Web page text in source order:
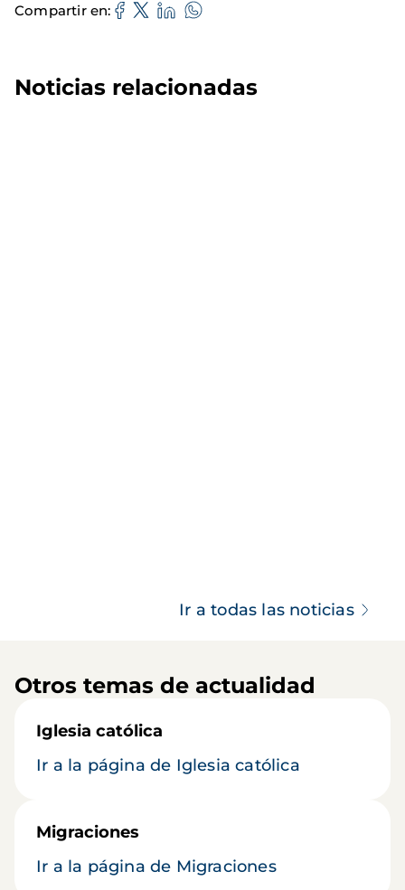
Compartir en
Noticias relacionadas
Ir a todas las noticias
Otros temas de actualidad
Iglesia católica
Ir a la página de Iglesia católica
Migraciones
Ir a la página de Migraciones